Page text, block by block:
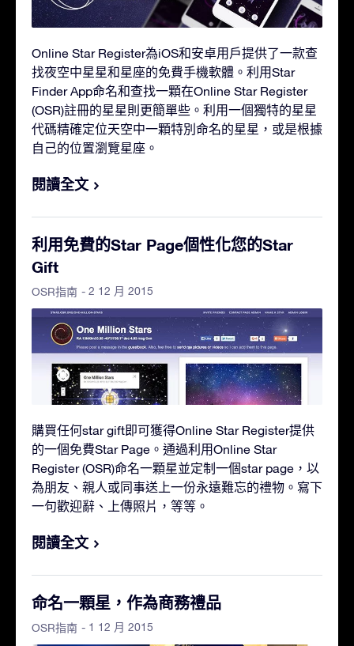
Online Star Register為iOS和安卓用戶提供了一款查
找夜空中星星和星座的免費手機軟體。利用Star
Finder App命名和查找一顆在Online Star Register
(OSR)註冊的星星則更簡單些。利用一個獨特的星星
代碼精確定位天空中一顆特別命名的星星，或是根據
自己的位置瀏覽星座。
閱讀全文
利用免費的Star Page個性化您的Star
Gift
OSR指南 - 2 12 月 2015
購買任何star gift即可獲得Online Star Register提供
的一個免費Star Page。通過利用Online Star
Register (OSR)命名一顆星並定制一個star page，以
為朋友、親人或同事送上一份永遠難忘的禮物。寫下
一句歡迎辭、上傳照片，等等。
閱讀全文
命名一顆星，作為商務禮品
OSR指南 - 1 12 月 2015